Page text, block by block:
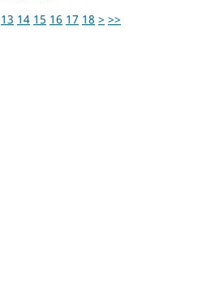
13 14 15 16 17 18 > >>